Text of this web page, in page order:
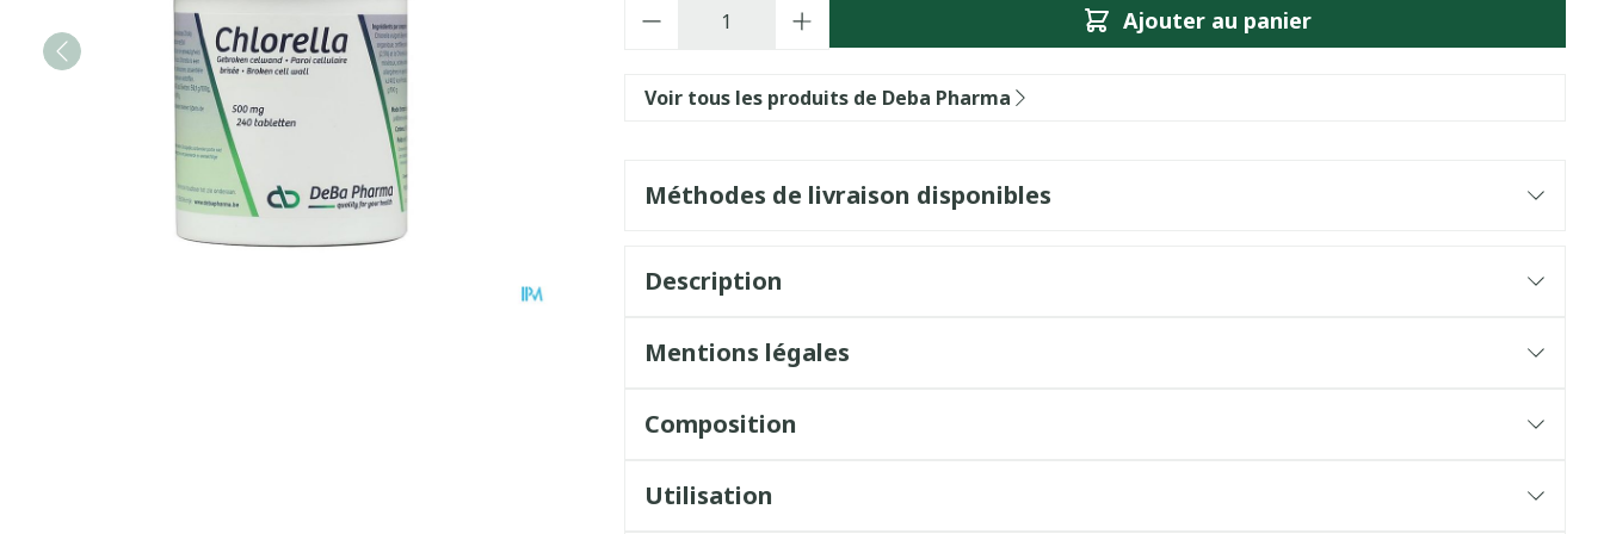
Ajouter au panier
Voir tous les produits de Deba Pharma
Méthodes de livraison disponibles
Description
Mentions légales
Composition
Utilisation